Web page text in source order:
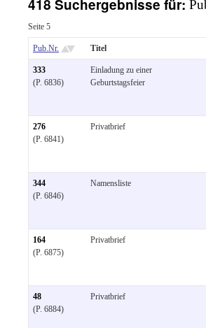
springen
418 Suchergebnisse für:
Seite 5
Pub.Nr. Titel
333
(P. 6836)
Einladung zu einer
Geburtstagsfeier
276
(P. 6841)
Privatbrief
344
(P. 6846)
Namensliste
164
(P. 6875)
Privatbrief
48
(P. 6884)
Privatbrief